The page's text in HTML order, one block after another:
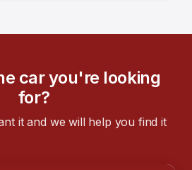
car you're looking
for?
it and we will help you find it